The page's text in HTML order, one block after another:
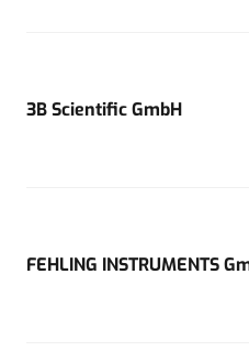
3B Scientific GmbH
FEHLING INSTRUMENTS